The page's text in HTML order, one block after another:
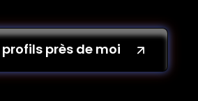
près de moi